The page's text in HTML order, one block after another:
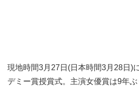
現地時間3月27日(日本時間3月28日)
デミー賞授賞式。主演女優賞は9年